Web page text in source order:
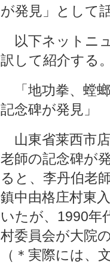
が発見」として
以下ネットニ
訳して紹介する
「地功拳、螳
記念碑が発見」
山東省莱西市
老師の記念碑が
ると、李丹伯老
鎮中由格庄村東
いたが、1990年
村委員会が大院
（＊実際には、